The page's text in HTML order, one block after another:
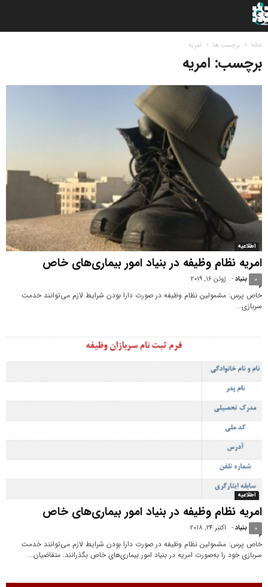
خانه برچسب ها امریه
برچسب: امریه
اطلاعیه
امریه نظام وظیفه در بنیاد امور بیماری‌های خاص
بنیاد- ژوئن 16, 2019 0
خاص پرس: مشمولین نظام وظیفه در صورت دارا بودن شرایط لازم می‌توانند خدمت
سربازی...
اطلاعیه
امریه نظام وظیفه در بنیاد امور بیماری‌های خاص
بنیاد- اکتبر 24, 2018 0
خاص پرس: مشمولین نظام وظیفه در صورت دارا بودن شرایط لازم می‌توانند خدمت
سربازی خود را به‌صورت امریه در بنیاد امور بیماری‌های خاص بگذرانند. متقاضیان...